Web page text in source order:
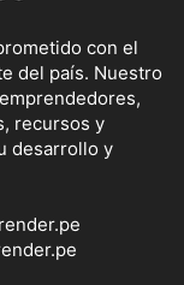
con el
del país. Nuestro
recursos y
desarrollo y